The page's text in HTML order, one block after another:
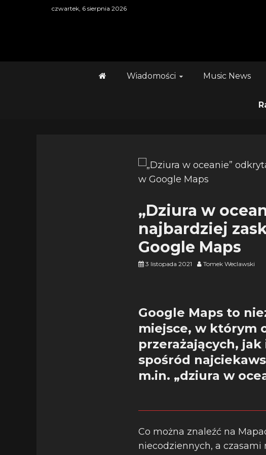
czwartek, 6 sierpnia 2026
Wiadomości Music News
„Dziura w
najbardziej
Google Maps
3 listopada 2021 Tomek Weclawski
Google Maps to
miejsce, w którym
przerażających,
spośród
m.in. „dziura w
Co można znaleźć na
niecodziennych, a